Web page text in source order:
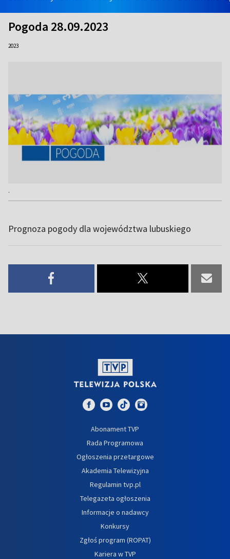
Pogoda 28.09.2023
2023
.
Prognoza pogody dla województwa lubuskiego
Abonament TVP
Rada Programowa
Ogłoszenia przetargowe
Akademia Telewizyjna
Regulamin tvp.pl
Telegazeta ogłoszenia
Informacje o nadawcy
Konkursy
Zgłoś program (ROPAT)
Kariera w TVP